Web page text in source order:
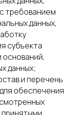
требованием
данных,
субъекта
оснований,
данных;
и перечень
обеспечения